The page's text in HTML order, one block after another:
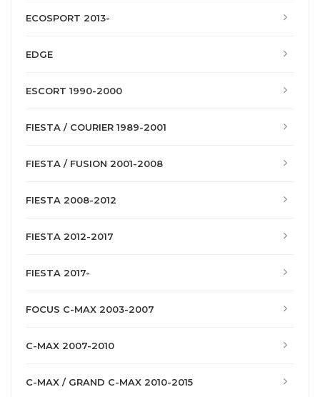
ECOSPORT 2013-
EDGE
ESCORT 1990-2000
FIESTA / COURIER 1989-2001
FIESTA / FUSION 2001-2008
FIESTA 2008-2012
FIESTA 2012-2017
FIESTA 2017-
FOCUS C-MAX 2003-2007
C-MAX 2007-2010
C-MAX / GRAND C-MAX 2010-2015